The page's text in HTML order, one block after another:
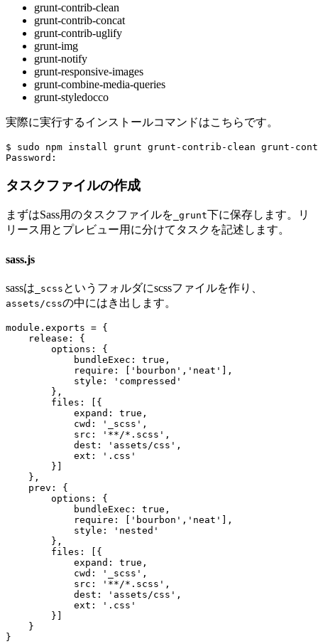
grunt-contrib-clean
grunt-contrib-concat
grunt-contrib-uglify
grunt-img
grunt-notify
grunt-responsive-images
grunt-combine-media-queries
grunt-styledocco
実際に実行するインストールコマンドはこちらです。
$ sudo npm install grunt grunt-contrib-clean grunt-
タスクファイルの作成
まずはSass用のタスクファイルを _grunt下に保存します。リ
リース用とプレビュー用に分けてタスクを記述します。
sass.js
sassは _scss というフォルダにscssファイルを作り、
assets/cssの中にはき出します。
module . exports = {
release :
{
options :
{
bundleExec : true ,
require : 'bourbon' , 'neat'
],
style :
'compressed'
},
files :
[{
expand : true ,
cwd : '_scss' ,
src : '**/*.scss' ,
dest : 'assets/css' ,
ext :
'.css'
}]
},
prev :
{
options :
{
bundleExec : true ,
require : 'bourbon' , 'neat'
],
style :
'nested'
},
files :
[{
expand : true ,
cwd : '_scss' ,
src : '**/*.scss' ,
dest : 'assets/css' ,
ext :
'.css'
}]
}
}